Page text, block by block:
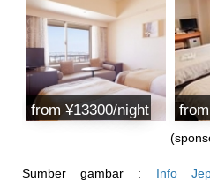
from ‎¥13300/night
Sumber gambar : Info